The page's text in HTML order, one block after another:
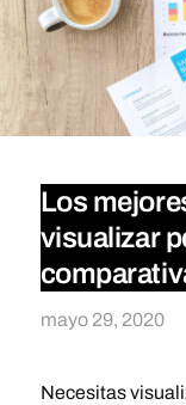
Los
visualizar
mayo 29, 2020
Necesitas